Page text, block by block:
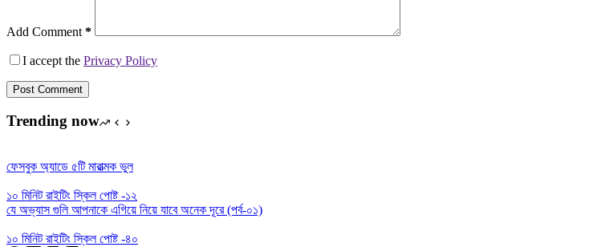
Add Comment *
I accept the Privacy Policy
Post Comment
Trending now
ফেসবুক অ্যাডে ৫টি মারাত্মক ভুল
১০ মিনিট রাইটিং স্কিল পোষ্ট -১২
যে অভ্যাস গুলি আপনাকে এগিয়ে নিয়ে যাবে অনেক দূরে (পর্ব-০১)
১০ মিনিট রাইটিং স্কিল পোষ্ট -৪০